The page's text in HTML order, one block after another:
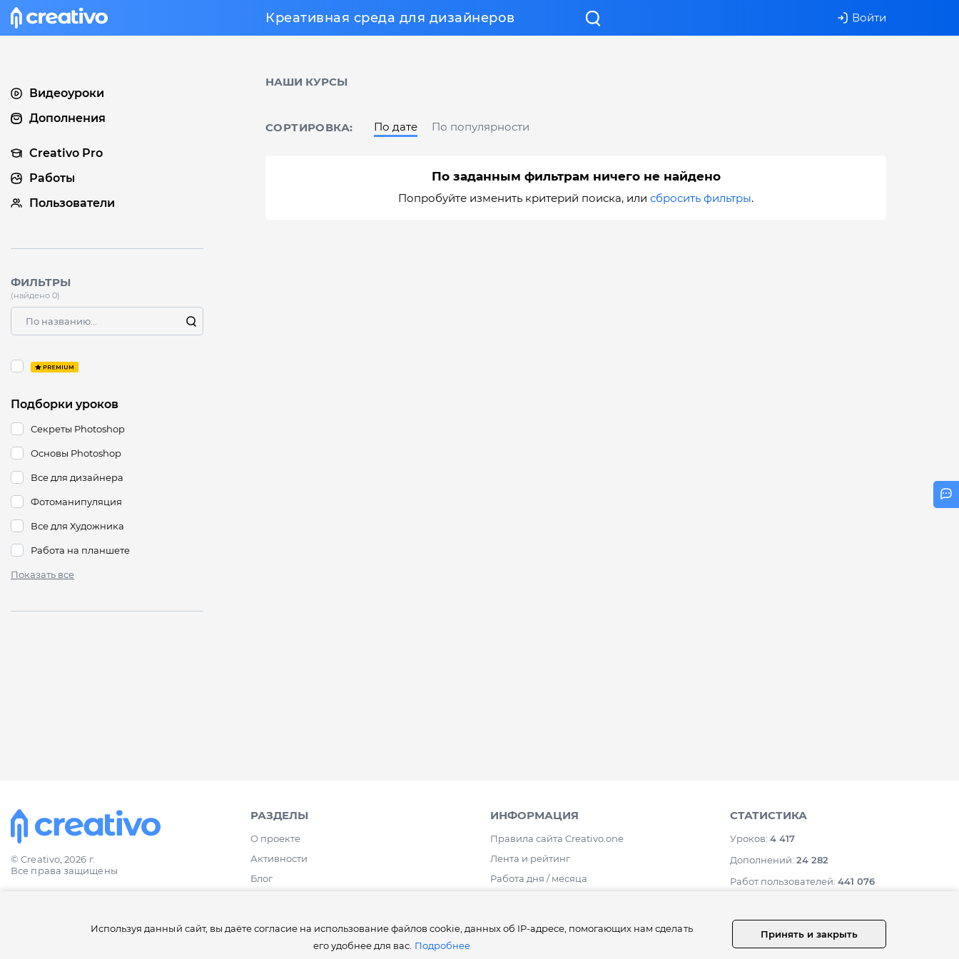
Креативная среда для дизайнеров Войти
НАШИ КУРСЫ
СОРТИРОВКА: По дате По популярности
По заданным фильтрам ничего не найдено
Попробуйте изменить критерий поиска, илисбросить фильтры.
Видеоуроки
Дополнения
Creativo Pro
Работы
Пользователи
ФИЛЬТРЫ
(найдено 0)
Подборки уроков
Секреты Photoshop
Основы Photoshop
Все для дизайнера
Фотоманипуляция
Все для Художника
Работа на планшете
Показать все
© Creativo, 2026 г.
Все права защищены
РАЗДЕЛЫ
О проекте
Активности
Блог
ИНФОРМАЦИЯ
Правила сайта Creativo.one
Лента и рейтинг
Работа дня / месяца
Pro, ProExpert, CreativoPro Creativo, Co.
СТАТИСТИКА
Уроков: 4 417
Дополнений: 24 282
Работ пользователей: 441 076
Используя данный сайт, вы даёте согласие на использование файлов cookie, данных об IP-адресе, помогающих нам сделать
его удобнее для вас. Подробнее
Принять и закрыть